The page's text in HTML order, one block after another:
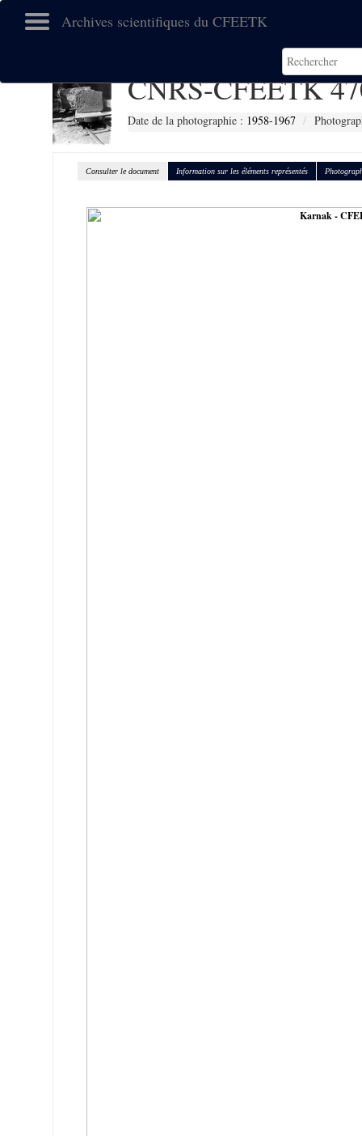
Archives scientifiques du CFEETK
CNRS-CFEETK
Date de la photographie : 1958-1967
Consulter le document Information sur les éléments représentés